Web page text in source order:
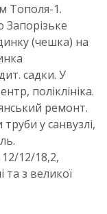
Тополя-1.
(чешка) на
садки. У
поліклініка.
ремонт.
у санвузлі,
12/18,2,
та з великої